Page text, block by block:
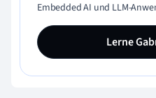
Embedded AI und LLM-
Lerne